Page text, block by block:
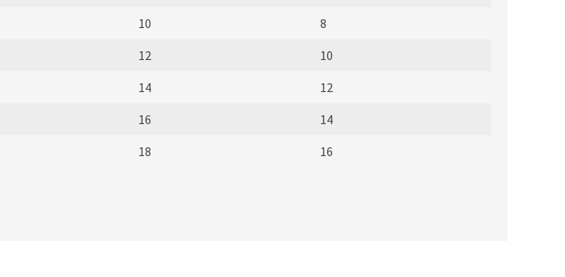
10
8
12
10
14
12
16
14
18 16